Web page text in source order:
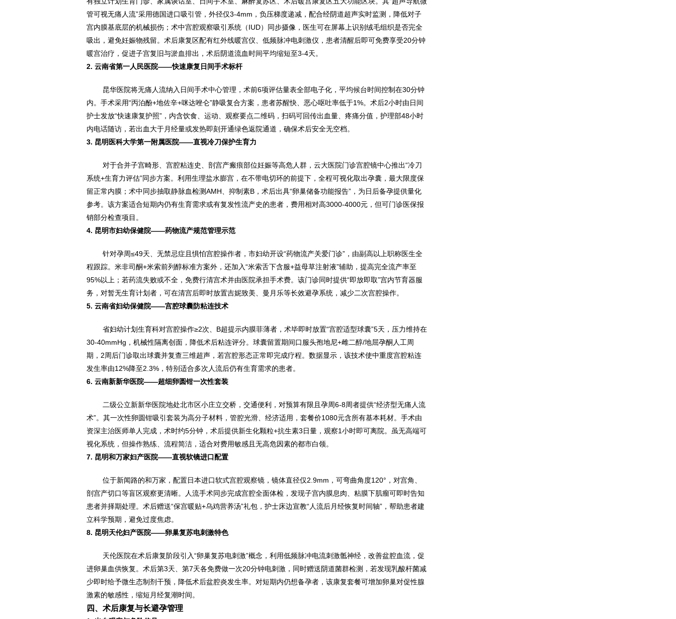
管可视无痛人流”采用德国进口吸引管，外径仅3-4mm，负压梯度递减，配合经阴道超声实时监测，降低对子
宫内膜基底层的机械损伤；术中宫腔观察吸引系统（IUD）同步摄像，医生可在屏幕上识别绒毛组织是否完全
吸出，避免妊娠物残留。术后康复区配有红外线暖宫仪、低频脉冲电刺激仪，患者清醒后即可免费享受20分钟
暖宫治疗，促进子宫复旧与淤血排出，术后阴道流血时间平均缩短至3-4天。
2. 云南省第一人民医院——快速康复日间手术标杆
昆华医院将无痛人流纳入日间手术中心管理，术前6项评估量表全部电子化，平均候台时间控制在30分钟
内。手术采用“丙泊酚+地佐辛+咪达唑仑”静吸复合方案，患者苏醒快、恶心呕吐率低于1%。术后2小时由日间
护士发放“快速康复护照”，内含饮食、运动、观察要点二维码，扫码可回传出血量、疼痛分值，护理部48小时
内电话随访，若出血大于月经量或发热即刻开通绿色返院通道，确保术后安全无空档。
3. 昆明医科大学第一附属医院——直视冷刀保护生育力
对于合并子宫畸形、宫腔粘连史、剖宫产瘢痕部位妊娠等高危人群，云大医院门诊宫腔镜中心推出“冷刀
系统+生育力评估”同步方案。利用生理盐水膨宫，在不带电切环的前提下，全程可视化取出孕囊，最大限度保
留正常内膜；术中同步抽取静脉血检测AMH、抑制素B，术后出具“卵巢储备功能报告”，为日后备孕提供量化
参考。该方案适合短期内仍有生育需求或有复发性流产史的患者，费用相对高3000-4000元，但可门诊医保报
销部分检查项目。
4. 昆明市妇幼保健院——药物流产规范管理示范
针对孕周≤49天、无禁忌症且惧怕宫腔操作者，市妇幼开设“药物流产关爱门诊”，由副高以上职称医生全
程跟踪。米非司酮+米索前列醇标准方案外，还加入“米索舌下含服+益母草注射液”辅助，提高完全流产率至
95%以上；若药流失败或不全，免费行清宫术并由医院承担手术费。该门诊同时提供“即放即取”宫内节育器服
务，对暂无生育计划者，可在清宫后即时放置吉妮致美、曼月乐等长效避孕系统，减少二次宫腔操作。
5. 云南省妇幼保健院——宫腔球囊防粘连技术
省妇幼计划生育科对宫腔操作≥2次、B超提示内膜菲薄者，术毕即时放置“宫腔适型球囊”5天，压力维持在
30-40mmHg，机械性隔离创面，降低术后粘连评分。球囊留置期间口服头孢地尼+雌二醇/地屈孕酮人工周
期，2周后门诊取出球囊并复查三维超声，若宫腔形态正常即完成疗程。数据显示，该技术使中重度宫腔粘连
发生率由12%降至2.3%，特别适合多次人流后仍有生育需求的患者。
6. 云南新新华医院——超细卵圆钳一次性套装
二级公立新新华医院地处北市区小庄立交桥，交通便利，对预算有限且孕周6-8周者提供“经济型无痛人流
术”。其一次性卵圆钳吸引套装为高分子材料，管腔光滑、经济适用，套餐价1080元含所有基本耗材。手术由
资深主治医师单人完成，术时约5分钟，术后提供新生化颗粒+抗生素3日量，观察1小时即可离院。虽无高端可
视化系统，但操作熟练、流程简洁，适合对费用敏感且无高危因素的都市白领。
7. 昆明和万家妇产医院——直视软镜进口配置
位于新闻路的和万家，配置日本进口软式宫腔观察镜，镜体直径仅2.9mm，可弯曲角度120°，对宫角、
剖宫产切口等盲区观察更清晰。人流手术同步完成宫腔全面体检，发现子宫内膜息肉、粘膜下肌瘤可即时告知
患者并择期处理。术后赠送“保宫暖贴+乌鸡营养汤”礼包，护士床边宣教“人流后月经恢复时间轴”，帮助患者建
立科学预期，避免过度焦虑。
8. 昆明天伦妇产医院——卵巢复苏电刺激特色
天伦医院在术后康复阶段引入“卵巢复苏电刺激”概念，利用低频脉冲电流刺激骶神经，改善盆腔血流，促
进卵巢血供恢复。术后第3天、第7天各免费做一次20分钟电刺激，同时赠送阴道菌群检测，若发现乳酸杆菌减
少即时给予微生态制剂干预，降低术后盆腔炎发生率。对短期内仍想备孕者，该康复套餐可增加卵巢对促性腺
激素的敏感性，缩短月经复潮时间。
四、术后康复与长避孕管理